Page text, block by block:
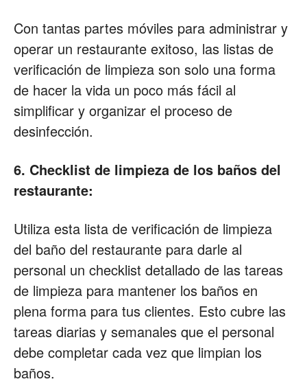
Con tantas partes móviles para administrar y
operar un restaurante exitoso, las listas de
verificación de limpieza son solo una forma
de hacer la vida un poco más fácil al
simplificar y organizar el proceso de
desinfección.
6. Checklist de limpieza de los baños del
restaurante:
Utiliza esta lista de verificación de limpieza
del baño del restaurante para darle al
personal un checklist detallado de las tareas
de limpieza para mantener los baños en
plena forma para tus clientes. Esto cubre las
tareas diarias y semanales que el personal
debe completar cada vez que limpian los
baños.